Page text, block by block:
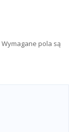
Wymagane pola są